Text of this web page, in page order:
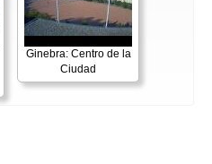
Ginebra: Centro de la
Ciudad